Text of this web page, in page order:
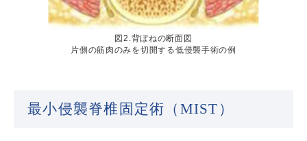
図2.背ぼねの断面図
片側の筋肉のみを切開する低侵襲手術の例
最小侵襲脊椎固定術（MIST）